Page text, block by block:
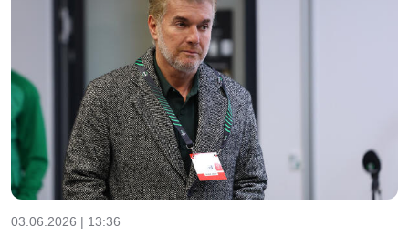
03.06.2026 | 13:36